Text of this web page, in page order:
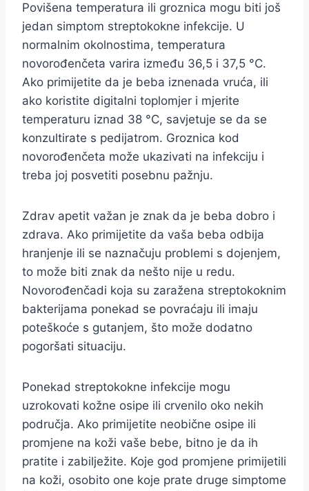
Povišena temperatura ili groznica mogu biti još
jedan simptom streptokokne infekcije. U
normalnim okolnostima, temperatura
novorođenčeta varira između 36,5 i 37,5 °C.
Ako primijetite da je beba iznenada vruća, ili
ako koristite digitalni toplomjer i mjerite
temperaturu iznad 38 °C, savjetuje se da se
konzultirate s pedijatrom. Groznica kod
novorođenčeta može ukazivati na infekciju i
treba joj posvetiti posebnu pažnju.
Zdrav apetit važan je znak da je beba dobro i
zdrava. Ako primijetite da vaša beba odbija
hranjenje ili se naznačuju problemi s dojenjem,
to može biti znak da nešto nije u redu.
Novorođenčadi koja su zaražena streptokoknim
bakterijama ponekad se povraćaju ili imaju
poteškoće s gutanjem, što može dodatno
pogoršati situaciju.
Ponekad streptokokne infekcije mogu
uzrokovati kožne osipe ili crvenilo oko nekih
područja. Ako primijetite neobične osipe ili
promjene na koži vaše bebe, bitno je da ih
pratite i zabilježite. Koje god promjene primijetili
na koži, osobito one koje prate druge simptome